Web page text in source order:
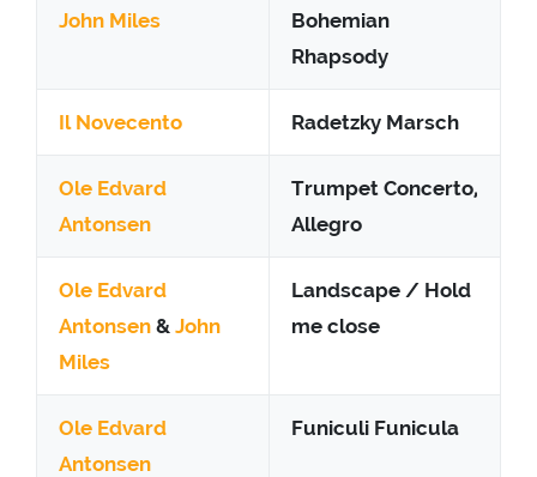
John Miles
Bohemian
Rhapsody
Il Novecento Radetzky Marsch
Ole Edvard
Antonsen
Trumpet Concerto,
Allegro
Ole Edvard
Antonsen & John
Miles
Landscape / Hold
me close
Ole Edvard
Antonsen
Funiculi Funicula